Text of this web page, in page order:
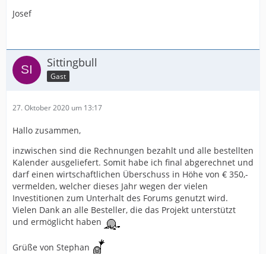
Josef
Sittingbull
Gast
27. Oktober 2020 um 13:17
Hallo zusammen,
inzwischen sind die Rechnungen bezahlt und alle bestellten
Kalender ausgeliefert. Somit habe ich final abgerechnet und
darf einen wirtschaftlichen Überschuss in Höhe von € 350,-
vermelden, welcher dieses Jahr wegen der vielen
Investitionen zum Unterhalt des Forums genutzt wird.
Vielen Dank an alle Besteller, die das Projekt unterstützt
und ermöglicht haben
Grüße von Stephan